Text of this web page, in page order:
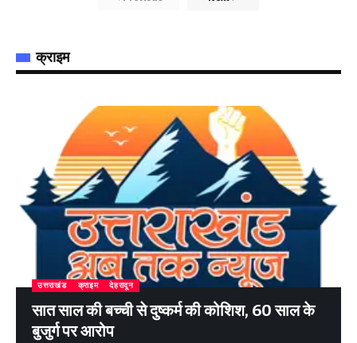
क्राइम
उत्तराखंड क्राइम देहरादून
सात साल की बच्ची से दुष्कर्म की कोशिश, 60 साल के
बुजुर्ग पर आरोप